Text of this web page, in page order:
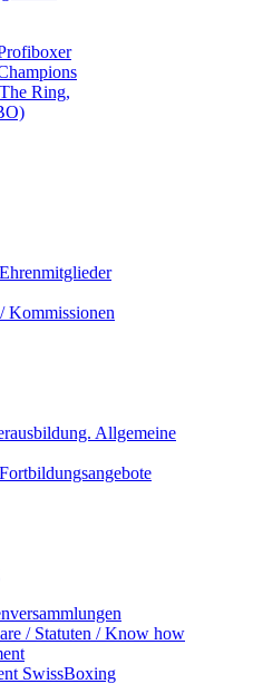
Ring,
Kommissionen
Allgemeine
/ Statuten / Know how
SwissBoxing